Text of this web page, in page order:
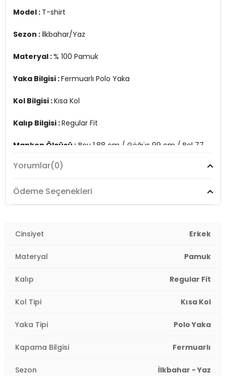
3DY15902434.34
Model : T-shirt
Sezon : İlkbahar/Yaz
Materyal :% 100 Pamuk
Yaka Bilgisi :Fermuarlı Polo Yaka
Kol Bilgisi :Kısa Kol
Kalıp Bilgisi :Regular Fit
Manken Ölçüsü : Boy 1.88 cm / Göğüs 99 cm / Bel 77
3DY15902434.34
Yorumlar(0)
Ödeme Seçenekleri
Cinsiyet Erkek
Materyal Pamuk
Kalıp Regular Fit
Kol Tipi Kısa Kol
Yaka Tipi Polo Yaka
Kapama Bilgisi Fermuarlı
Sezon İlkbahar - Yaz